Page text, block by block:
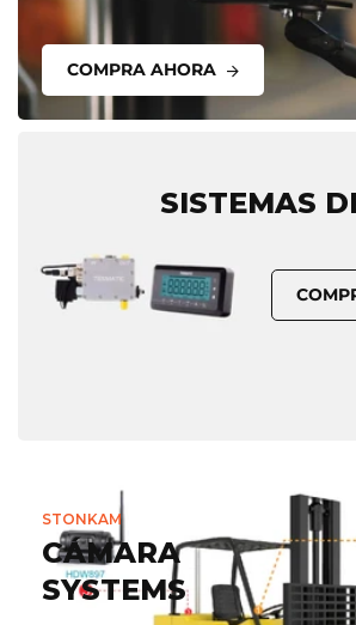
COMPRA AHORA
SISTEMAS
STONKAM
CÁMARA
SYSTEMS